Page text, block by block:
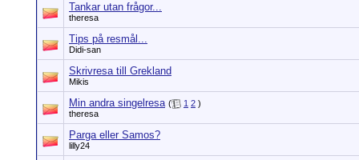
Tankar utan frågor...
theresa
Tips på resmål...
Didi-san
Skrivresa till Grekland
Mikis
Min andra singelresa ( 1 2 )
theresa
Parga eller Samos?
lilly24